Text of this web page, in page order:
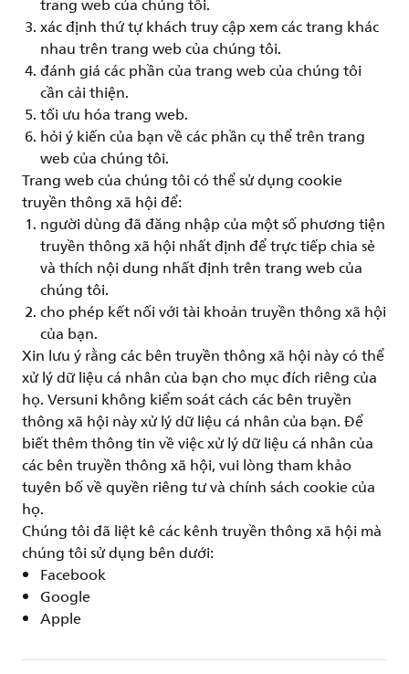
trang web của chúng tôi.
xác định thứ tự khách truy cập xem các trang khác
nhau trên trang web của chúng tôi.
đánh giá các phần của trang web của chúng tôi
cần cải thiện.
tối ưu hóa trang web.
hỏi ý kiến ​​của bạn về các phần cụ thể trên trang
web của chúng tôi.
Trang web của chúng tôi có thể sử dụng cookie
truyền thông xã hội để:
người dùng đã đăng nhập của một số phương tiện
truyền thông xã hội nhất định để trực tiếp chia sẻ
và thích nội dung nhất định trên trang web của
chúng tôi.
cho phép kết nối với tài khoản truyền thông xã hội
của bạn.
Xin lưu ý rằng các bên truyền thông xã hội này có thể
xử lý dữ liệu cá nhân của bạn cho mục đích riêng của
họ. Versuni không kiểm soát cách các bên truyền
thông xã hội này xử lý dữ liệu cá nhân của bạn. Để
biết thêm thông tin về việc xử lý dữ liệu cá nhân của
các bên truyền thông xã hội, vui lòng tham khảo
tuyên bố về quyền riêng tư và chính sách cookie của
họ.
Chúng tôi đã liệt kê các kênh truyền thông xã hội mà
chúng tôi sử dụng bên dưới:
Facebook
Google
Apple